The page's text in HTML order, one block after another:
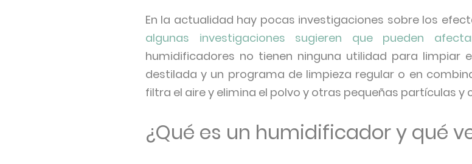
En la actualidad hay pocas investigaciones sobre los
algunas investigaciones sugieren que pueden
humidificadores no tienen ninguna utilidad para limpiar
destilada y un programa de limpieza regular o en
filtra el aire y elimina el polvo y otras pequeñas partículas y
¿Qué es un humidificador y qué